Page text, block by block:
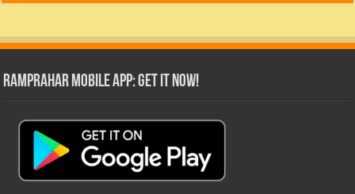
RamPrahar Mobile App: Get it Now!